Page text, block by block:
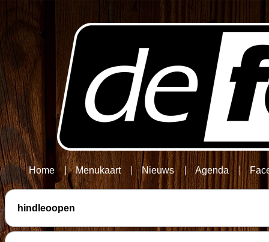
Home Menukaart Nieuws Agenda
hindleoopen